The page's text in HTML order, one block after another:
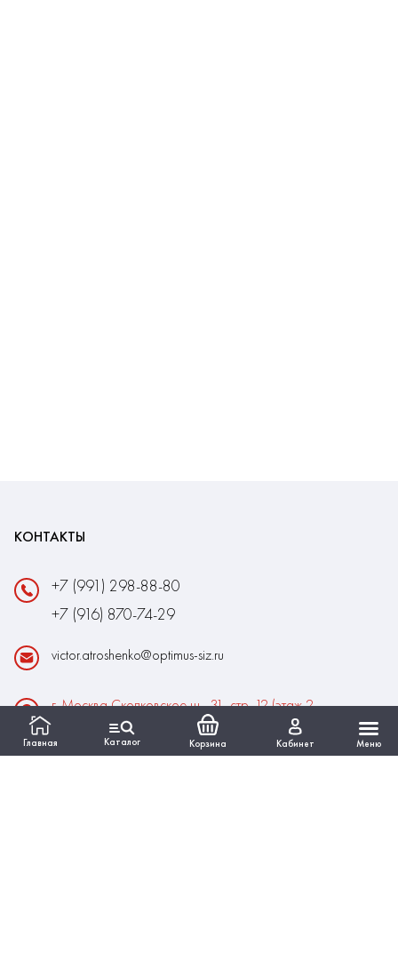
Главная Каталог Корзина Кабинет Меню
КОНТАКТЫ
+7 (991) 298-88-80
+7 (916) 870-74-29
victor.atroshenko@optimus-siz.ru
г. Москва Сколковское ш., 31, стр. 12 (этаж 2,
помещение 22)
Время работы: